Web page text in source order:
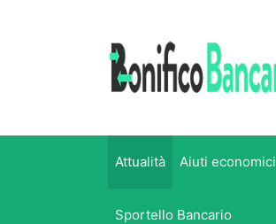
Attualità Aiuti economici
Sportello Bancario